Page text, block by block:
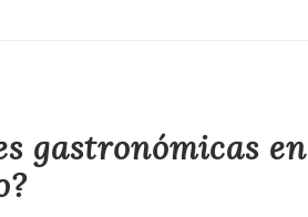
gastronómicas en